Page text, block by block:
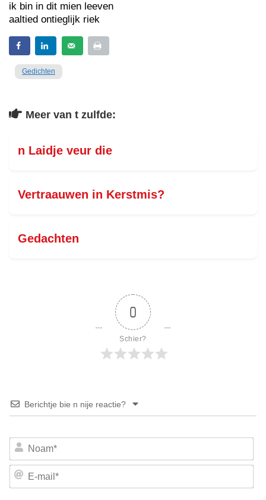
ik bin in dit mien leeven
aaltied ontieglijk riek
Gedichten
Meer van t zulfde:
n Laidje veur die
Vertraauwen in Kerstmis?
Gedachten
0
Schier?
Berichtje bie n nije reactie?
E-